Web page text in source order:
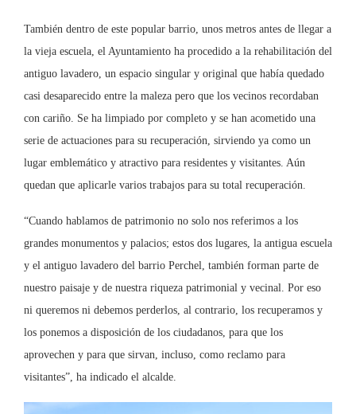
También dentro de este popular barrio, unos metros antes de llegar a
la vieja escuela, el Ayuntamiento ha procedido a la rehabilitación del
antiguo lavadero, un espacio singular y original que había quedado
casi desaparecido entre la maleza pero que los vecinos recordaban
con cariño. Se ha limpiado por completo y se han acometido una
serie de actuaciones para su recuperación, sirviendo ya como un
lugar emblemático y atractivo para residentes y visitantes. Aún
quedan que aplicarle varios trabajos para su total recuperación.
“Cuando hablamos de patrimonio no solo nos referimos a los
grandes monumentos y palacios; estos dos lugares, la antigua escuela
y el antiguo lavadero del barrio Perchel, también forman parte de
nuestro paisaje y de nuestra riqueza patrimonial y vecinal. Por eso
ni queremos ni debemos perderlos, al contrario, los recuperamos y
los ponemos a disposición de los ciudadanos, para que los
aprovechen y para que sirvan, incluso, como reclamo para
visitantes”, ha indicado el alcalde.